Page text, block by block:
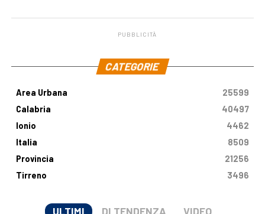
PUBBLICITÀ
CATEGORIE
Area Urbana
25599
Calabria
40497
Ionio
4462
Italia
8509
Provincia
21256
Tirreno
3496
ULTIMI DI TENDENZA VIDEO